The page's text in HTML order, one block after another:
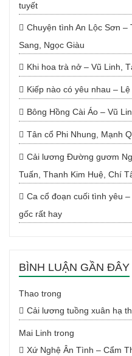
tuyết
Chuyện tình An Lộc Sơn –
Sang, Ngọc Giàu
Khi hoa trà nở – Vũ Linh,
Kiếp nào có yêu nhau –
Bông Hồng Cài Áo – Vũ
Tân cổ Phi Nhung, Mạnh
Cải lương Đường gươm
Tuấn, Thanh Kim Huệ, Chí
Ca cổ đoạn cuối tình yêu
gốc rất hay
BÌNH LUẬN GẦN ĐÂY
Thao trong
Cải lương tuồng xuân hạ
Mai Linh trong
Xứ Nghệ Ân Tình – Cẩm